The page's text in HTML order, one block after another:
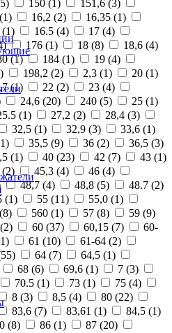
5) 150 (1 ) 151,6 (3)
1) 16,2 (2) 16,35 (1)
(1) 16.5 (4) 17 (4)
) 176 (1) 18 (8) 18,6 (4)
(1) 184 (1) 19 (4)
) 198,2 (2) 2,3 (1) 20 (1)
(1) 22 (2) 23 (4)
24,6 (20) 240 (5) 25 (1)
(1) 27,2 (2) 28,4 (3)
32,5 (1) 32,9 (3) 33,6 (1)
1) 35,5 (9) 36 (2) 36,5 (3)
(1) 40 (23) 42 (7) 43 (1)
(2) 45,3 (4) 46 (4)
48,7 (4) 48,8 (5) 48.7 (2)
(1) 55 (11) 55,0 (1)
8) 560 (1) 57 (8) 59 (9)
2) 60 (37) 60,15 (7)
60-
1) 61 (10) 61-64 (2)
55) 64 (7) 64,5 (1)
68 (6) 69,6 (1) 7 (3)
70.5 (1) 73 (1) 75 (4)
8 (3) 8,5 (4) 80 (22)
83,6 (7) 83,61 (1) 84,5 (1)
(8) 86 (1) 87 (20)